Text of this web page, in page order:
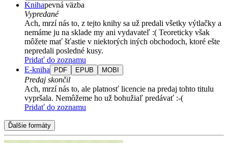
Knihapevná väzba
Vypredané
Ach, mrzí nás to, z tejto knihy sa už predali všetky výtlačky a
nemáme ju na sklade my ani vydavateľ :( Teoreticky však
môžete mať šťastie v niektorých iných obchodoch, ktoré ešte
nepredali posledné kusy.
Pridať do zoznamu
E-kniha
PDF EPUB MOBI
Predaj skončil
Ach, mrzí nás to, ale platnosť licencie na predaj tohto titulu
vypršala. Nemôžeme ho už bohužiaľ predávať :-(
Pridať do zoznamu
Ďalšie formáty